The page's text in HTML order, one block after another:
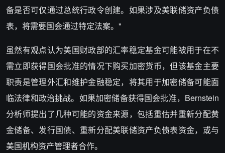
备是否可仅通过总统行政令创建。如果涉及美联储资产负债
表，将需要国会通过特定法案。"
虽然有观点认为美国财政部的汇率稳定基金可能被用于在不
需立即获得国会批准的情况下购买加密货币，但该基金主要
职责是管理外汇和维护金融稳定，将其用于加密储备可能面
临法律和政治挑战。如果加密储备获得国会批准，Bernstein
分析师提出了几种可能的资金来源，包括重估并重新分配黄
金储备、发行国债、重新分配美联储资产负债表资金，或与
美国机构资产管理者合作。